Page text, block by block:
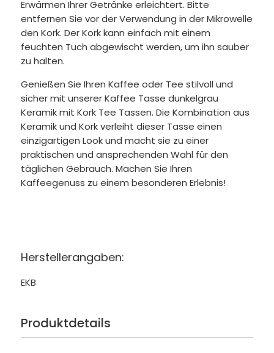
Erwärmen Ihrer Getränke erleichtert. Bitte
entfernen Sie vor der Verwendung in der Mikrowelle
den Kork. Der Kork kann einfach mit einem
feuchten Tuch abgewischt werden, um ihn sauber
zu halten.
Genießen Sie Ihren Kaffee oder Tee stilvoll und
sicher mit unserer Kaffee Tasse dunkelgrau
Keramik mit Kork Tee Tassen. Die Kombination aus
Keramik und Kork verleiht dieser Tasse einen
einzigartigen Look und macht sie zu einer
praktischen und ansprechenden Wahl für den
täglichen Gebrauch. Machen Sie Ihren
Kaffeegenuss zu einem besonderen Erlebnis!
Herstellerangaben:
EKB
Produktdetails